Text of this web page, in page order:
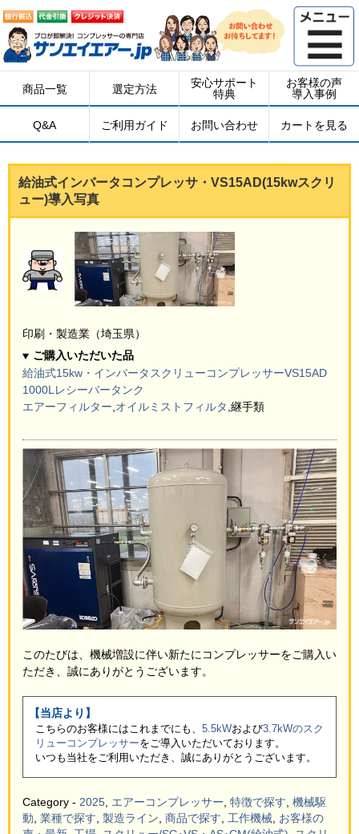
商品一覧 選定方法
安心サポート
特典
お客様の声
導入事例
Q&A ご利用ガイド お問い合わせ カートを見る
給油式インバータコンプレッサ・VS15AD(15kwスクリ
ュー)導入写真
印刷・製造業（埼玉県）
ご購入いただいた品
給油式15kw・インバータスクリューコンプレッサーVS15AD
1000Lレシーバータンク
エアーフィルター オイルミストフィルタ ,継手類
このたびは、機械増設に伴い新たにコンプレッサーをご購入い
ただき、誠にありがとうございます。
【当店より】
こちらのお客様にはこれまでにも、 5.5kWおよび3.7kWのスク
リューコンプレッサーをご導入いただいております。
いつも当社をご利用いただき、誠にありがとうございます。
Category - 2025, エアーコンプレッサー, 特徴で探す, 機械駆
動, 業種で探す, 製造ライン, 商品で探す, 工作機械, お客様の